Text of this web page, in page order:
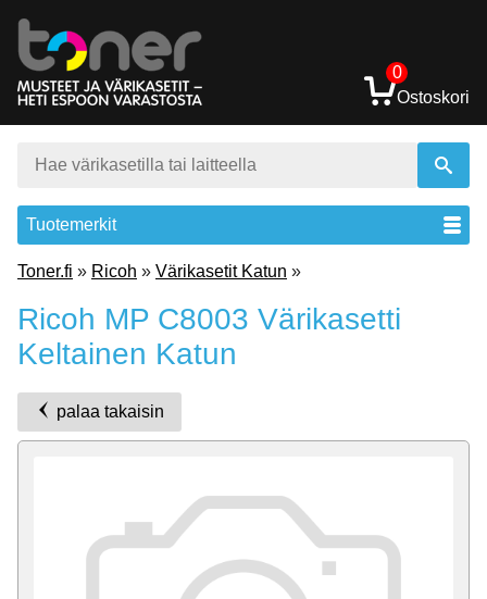
0
Ostoskori
Tuotemerkit
Toner.fi » Ricoh » Värikasetit Katun »
Ricoh MP C8003 Värikasetti
Keltainen Katun
palaa takaisin